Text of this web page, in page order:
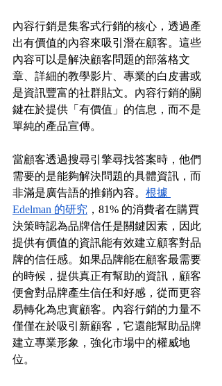
內容行銷是集客式行銷的核心，透過產
出有價值的內容來吸引潛在顧客。這些
內容可以是解決顧客問題的部落格文
章、詳細的教學影片、專業的白皮書或
是資訊豐富的社群貼文。內容行銷的關
鍵在於提供「有價值」的信息，而不是
單純的產品宣傳。
當顧客透過搜尋引擎尋找答案時，他們
需要的是能夠解決問題的具體資訊，而
非滿是廣告語的推銷內容。 根據
Edelman 的研究 ，81% 的消費者在購買
決策時認為品牌信任是關鍵因素，因此
提供有價值的資訊能有效建立顧客對品
牌的信任感。如果品牌能在顧客最需要
的時候，提供真正有幫助的資訊，顧客
便會對品牌產生信任和好感，從而更容
易轉化為忠實顧客。內容行銷的力量不
僅僅在於吸引新顧客，它還能幫助品牌
建立專業形象，強化市場中的權威地
位。